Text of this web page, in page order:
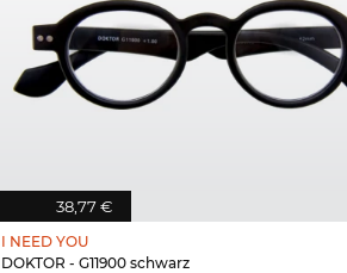
38,77 €
I NEED YOU
DOKTOR - G11900 schwarz